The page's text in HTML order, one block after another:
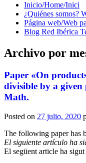
Inicio/Home/Inici
¿Quiénes somos?
Página web/Web
Blog Red Ibérica
Archivo por
Paper «On
divisible by a
Math.
Posted on 27 julio, 2020
The following paper has
El siguiente artículo ha
El següent article ha